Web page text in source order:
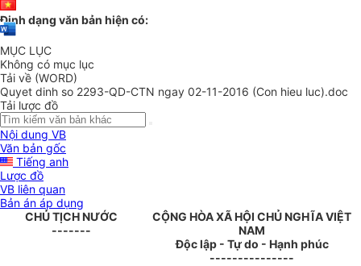
Định dạng văn bản hiện có:
MỤC LỤC
Không có mục lục
Tải về (WORD)
Quyet dinh so 2293-QD-CTN ngay 02-11-2016 (Con hieu luc).doc
Tải lược đồ
Nội dung VB
Văn bản gốc
Tiếng anh
Lược đồ
VB liên quan
Bản án áp dụng
CHỦ TỊCH NƯỚC
-------
CỘNG HÒA XÃ HỘI CHỦ NGHĨA VIỆT
NAM
Độc lập - Tự do - Hạnh phúc
---------------